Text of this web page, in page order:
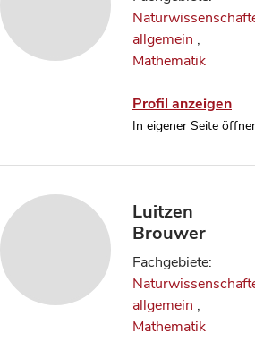
allgemein ,
Mathematik
Profil anzeigen
In eigener Seite
Luitzen
Brouwer
Fachgebiete:
allgemein ,
Mathematik